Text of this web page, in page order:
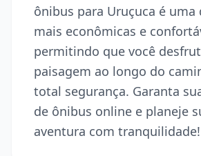
ônibus para Uruçuca é uma
mais econômicas e
permitindo que você
paisagem ao longo do
total segurança. Garanta
de ônibus online e planeje
aventura com tranquilidade!